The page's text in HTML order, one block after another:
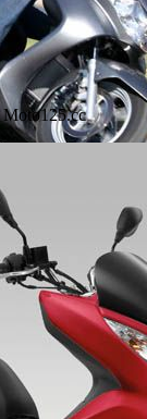
Moto125.cc